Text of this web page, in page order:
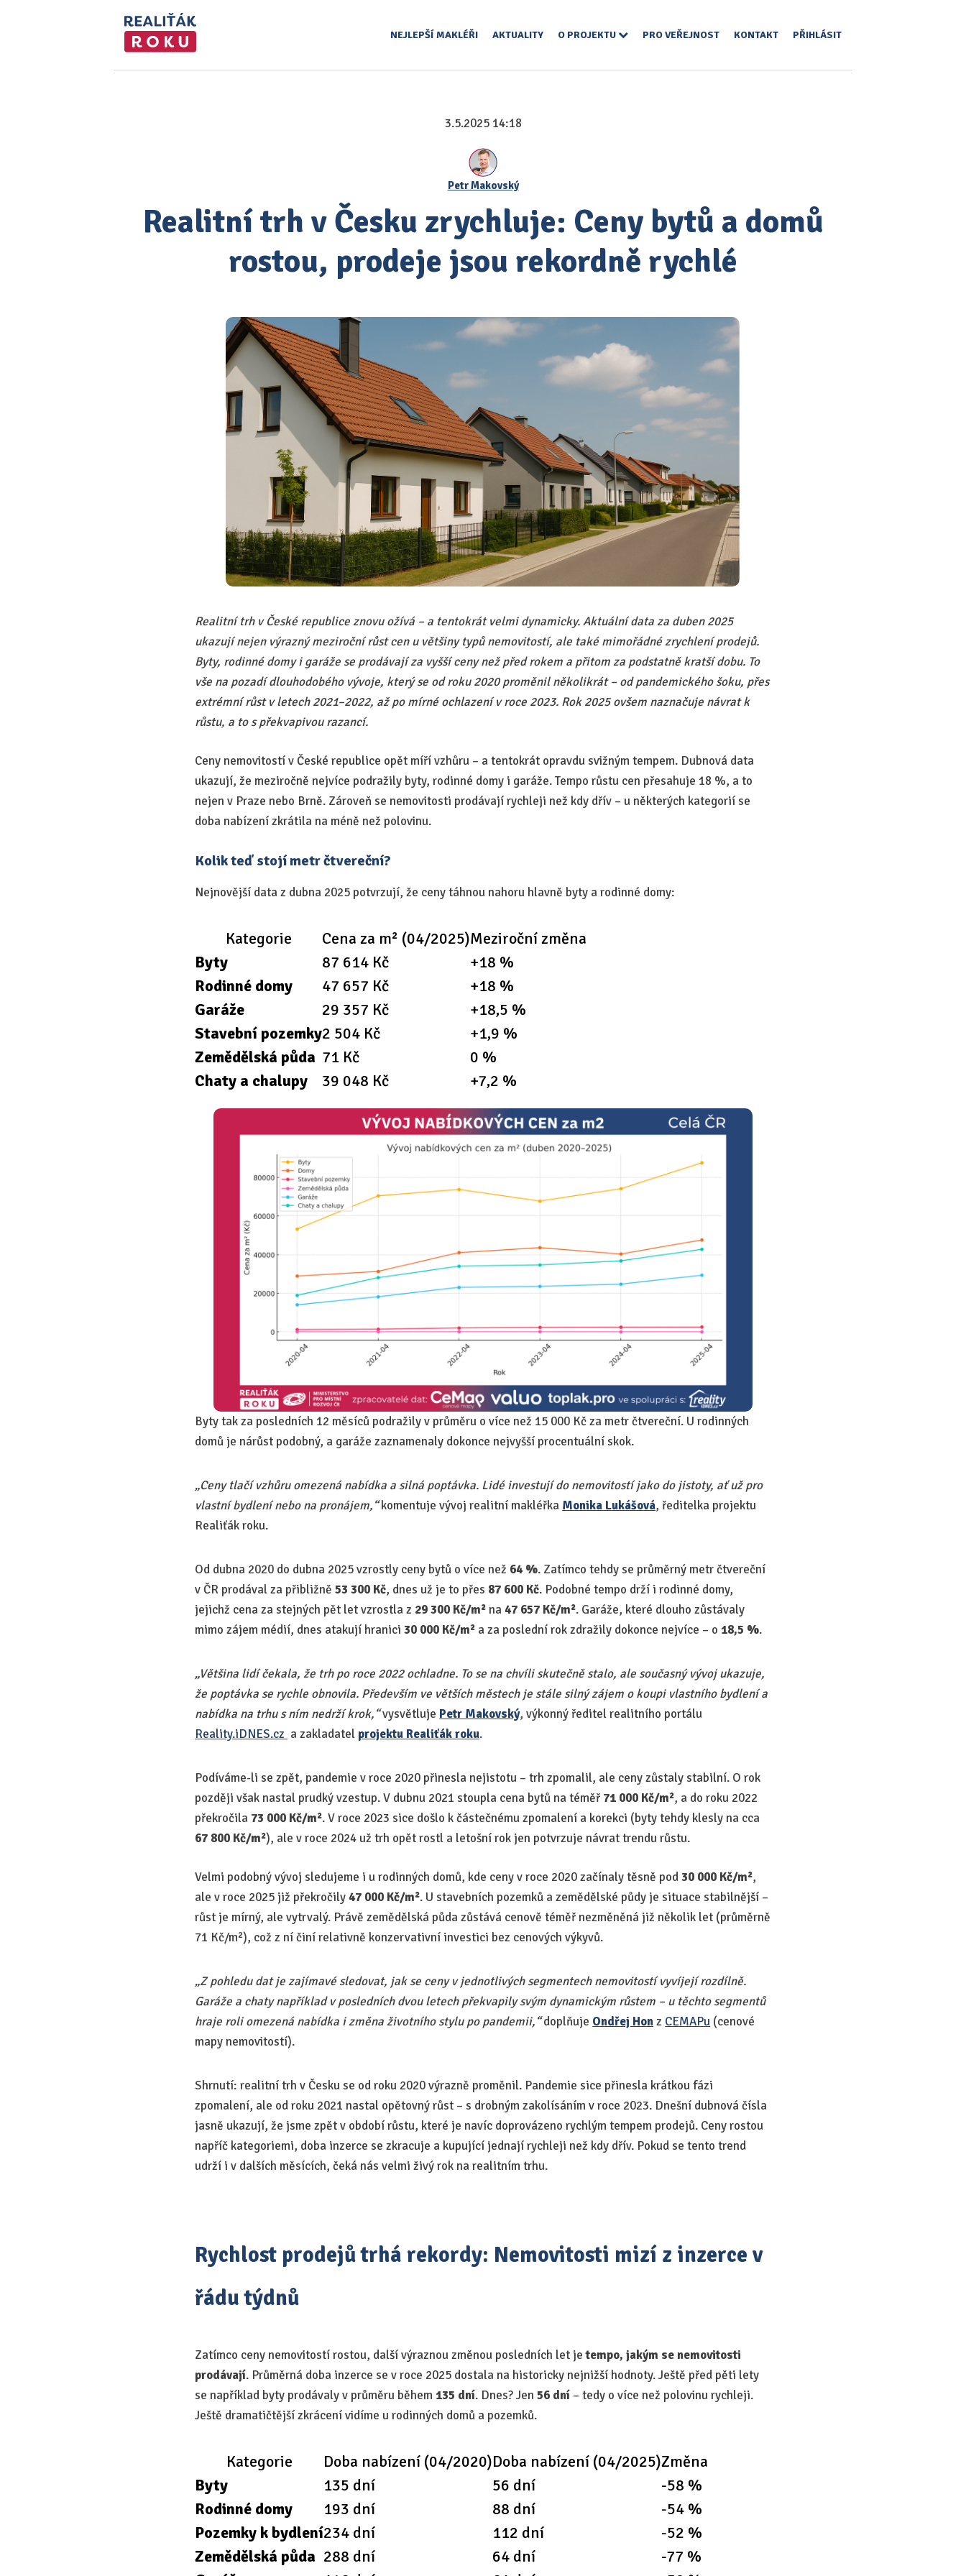
NEJLEPŠÍ MAKLÉŘI AKTUALITY O PROJEKTU PRO VEŘEJNOST KONTAKT PŘIHLÁSIT
3.5.2025 14:18
Petr Makovský
Realitní trh v Česku zrychluje: Ceny bytů a domů
rostou, prodeje jsou rekordně rychlé
Realitní trh v České republice znovu ožívá – a tentokrát velmi dynamicky. Aktuální data za duben 2025
ukazují nejen výrazný meziroční růst cen u většiny typů nemovitostí, ale také mimořádné zrychlení prodejů.
Byty, rodinné domy i garáže se prodávají za vyšší ceny než před rokem a přitom za podstatně kratší dobu. To
vše na pozadí dlouhodobého vývoje, který se od roku 2020 proměnil několikrát – od pandemického šoku, přes
extrémní růst v letech 2021–2022, až po mírné ochlazení v roce 2023. Rok 2025 ovšem naznačuje návrat k
růstu, a to s překvapivou razancí.
Ceny nemovitostí v České republice opět míří vzhůru – a tentokrát opravdu svižným tempem. Dubnová data
ukazují, že meziročně nejvíce podražily byty, rodinné domy i garáže. Tempo růstu cen přesahuje 18 %, a to
nejen v Praze nebo Brně. Zároveň se nemovitosti prodávají rychleji než kdy dřív – u některých kategorií se
doba nabízení zkrátila na méně než polovinu.
Kolik teď stojí metr čtvereční?
Nejnovější data z dubna 2025 potvrzují, že ceny táhnou nahoru hlavně byty a rodinné domy:
Kategorie Cena za m² (04/2025)Meziroční změna
Byty
87 614 Kč
+18 %
Rodinné domy
47 657 Kč
+18 %
Garáže
29 357 Kč
+18,5 %
Stavební pozemky2 504 Kč
+1,9 %
Zemědělská půda 71 Kč
0 %
Chaty a chalupy
39 048 Kč +7,2 %
Byty tak za posledních 12 měsíců podražily v průměru o více než 15 000 Kč za metr čtvereční. U rodinných
domů je nárůst podobný, a garáže zaznamenaly dokonce nejvyšší procentuální skok.
„Ceny tlačí vzhůru omezená nabídka a silná poptávka. Lidé investují do nemovitostí jako do jistoty, ať už pro
vlastní bydlení nebo na pronájem,“komentuje vývoj realitní makléřka Monika Lukášová, ředitelka projektu
Realiťák roku.
Od dubna 2020 do dubna 2025 vzrostly ceny bytů o více než 64 %. Zatímco tehdy se průměrný metr čtvereční
v ČR prodával za přibližně53 300 Kč, dnes už je to přes 87 600 Kč. Podobné tempo drží i rodinné domy,
jejichž cena za stejných pět let vzrostla z 29 300 Kč/m² na47 657 Kč/m². Garáže, které dlouho zůstávaly
mimo zájem médií, dnes atakují hranici30 000 Kč/m² a za poslední rok zdražily dokonce nejvíce – o 18,5 %.
„Většina lidí čekala, že trh po roce 2022 ochladne. To se na chvíli skutečně stalo, ale současný vývoj ukazuje,
že poptávka se rychle obnovila. Především ve větších městech je stále silný zájem o koupi vlastního bydlení a
nabídka na trhu s ním nedrží krok,“vysvětluje Petr Makovský, výkonný ředitel realitního portálu
Reality.iDNES.cz a zakladatel projektu Realiťák roku.
Podíváme-li se zpět, pandemie v roce 2020 přinesla nejistotu – trh zpomalil, ale ceny zůstaly stabilní. O rok
později však nastal prudký vzestup. V dubnu 2021 stoupla cena bytů na téměř 71 000 Kč/m², a do roku 2022
překročila 73 000 Kč/m². V roce 2023 sice došlo k částečnému zpomalení a korekci (byty tehdy klesly na cca
67 800 Kč/m²), ale v roce 2024 už trh opět rostl a letošní rok jen potvrzuje návrat trendu růstu.
Velmi podobný vývoj sledujeme i u rodinných domů, kde ceny v roce 2020 začínaly těsně pod30 000 Kč/m²,
ale v roce 2025 již překročily47 000 Kč/m². U stavebních pozemků a zemědělské půdy je situace stabilnější –
růst je mírný, ale vytrvalý. Právě zemědělská půda zůstává cenově téměř nezměněná již několik let (průměrně
71 Kč/m²), což z ní činí relativně konzervativní investici bez cenových výkyvů.
„Z pohledu dat je zajímavé sledovat, jak se ceny v jednotlivých segmentech nemovitostí vyvíjejí rozdílně.
Garáže a chaty například v posledních dvou letech překvapily svým dynamickým růstem – u těchto segmentů
hraje roli omezená nabídka i změna životního stylu po pandemii,“doplňuje Ondřej Honz CEMAPu (cenové
mapy nemovitostí).
Shrnutí: realitní trh v Česku se od roku 2020 výrazně proměnil. Pandemie sice přinesla krátkou fázi
zpomalení, ale od roku 2021 nastal opětovný růst – s drobným zakolísáním v roce 2023. Dnešní dubnová čísla
jasně ukazují, že jsme zpět v období růstu, které je navíc doprovázeno rychlým tempem prodejů. Ceny rostou
napříč kategoriemi, doba inzerce se zkracuje a kupující jednají rychleji než kdy dřív. Pokud se tento trend
udrží i v dalších měsících, čeká nás velmi živý rok na realitním trhu.
Rychlost prodejů trhá rekordy: Nemovitosti mizí z inzerce v
řádu týdnů
Zatímco ceny nemovitostí rostou, další výraznou změnou posledních let jetempo, jakým se nemovitosti
prodávají. Průměrná doba inzerce se v roce 2025 dostala na historicky nejnižší hodnoty. Ještě před pěti lety
se například byty prodávaly v průměru během 135 dní. Dnes? Jen56 dní – tedy o více než polovinu rychleji.
Ještě dramatičtější zkrácení vidíme u rodinných domů a pozemků.
Kategorie Doba nabízení (04/2020)Doba nabízení (04/2025)Změna
Byty
135 dní 56 dní
-58 %
Rodinné domy
193 dní 88 dní
-54 %
Pozemky k bydlení234 dní 112 dní
-52 %
Zemědělská půda 288 dní 64 dní
-77 %